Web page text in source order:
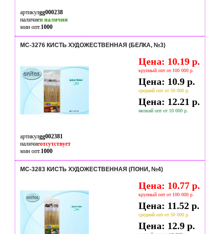
артикулgg000238
наличиев наличии
мин опт.1000
МС-3276 КИСТЬ ХУДОЖЕСТВЕННАЯ (БЕЛКА, №3)
Цена: 10.19 р.
крупный опт от 100 000 р.
Цена: 10.9 р.
средний опт от 50 000 р.
Цена: 12.21 р.
мелкий опт от 10 000 р.
артикулgg002381
наличиеотсутствует
мин опт.1000
МС-3283 КИСТЬ ХУДОЖЕСТВЕННАЯ (ПОНИ, №4)
Цена: 10.77 р.
крупный опт от 100 000 р.
Цена: 11.52 р.
средний опт от 50 000 р.
Цена: 12.9 р.